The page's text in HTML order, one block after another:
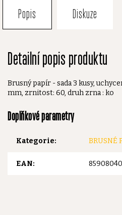
Popis Diskuze
Detailní popis produktu
Brusný papír - sada 3 kusy,
mm, zrnitost: 60, druh zrna : ko
Doplňkové parametry
Kategorie: BRUSNÉ
EAN: